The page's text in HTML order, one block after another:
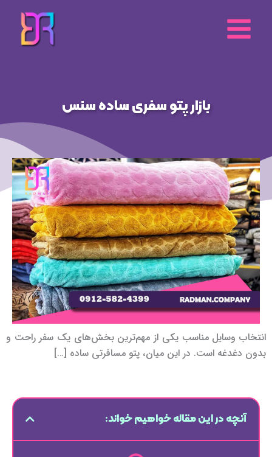
محتوا
بازار پتو سفری ساده سنس
انتخاب وسایل مناسب یکی از مهم‌ترین بخش‌های یک سفر راحت و
بدون دغدغه است. در این میان، پتو مسافرتی ساده […]
آنچه در این مقاله خواهیم خواند: